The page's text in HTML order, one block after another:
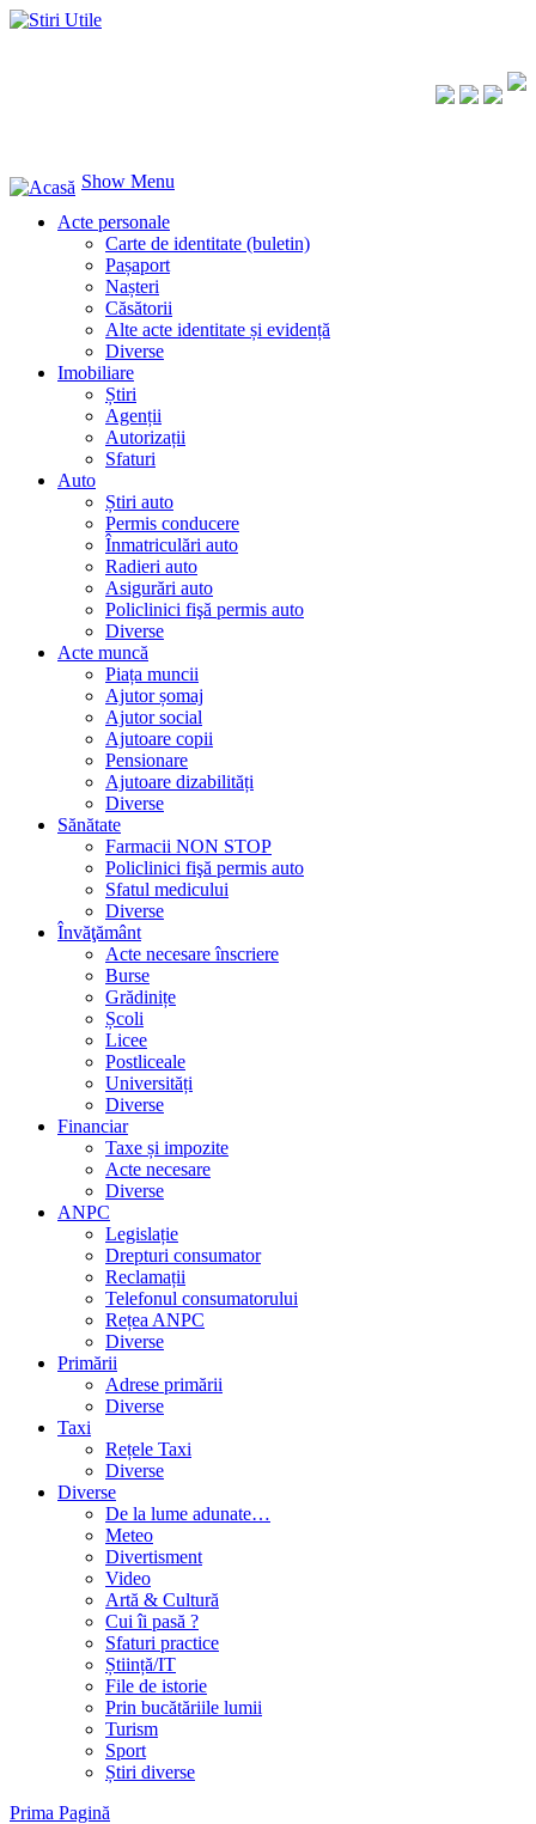
Show Menu
Acte personale
Carte de identitate (buletin)
Pașaport
Nașteri
Căsătorii
Alte acte identitate și evidență
Diverse
Imobiliare
Știri
Agenții
Autorizații
Sfaturi
Auto
Știri auto
Permis conducere
Înmatriculări auto
Radieri auto
Asigurări auto
Policlinici fişă permis auto
Diverse
Acte muncă
Piața muncii
Ajutor șomaj
Ajutor social
Ajutoare copii
Pensionare
Ajutoare dizabilități
Diverse
Sănătate
Farmacii NON STOP
Policlinici fişă permis auto
Sfatul medicului
Diverse
Învăţământ
Acte necesare înscriere
Burse
Grădinițe
Școli
Licee
Postliceale
Universități
Diverse
Financiar
Taxe și impozite
Acte necesare
Diverse
ANPC
Legislație
Drepturi consumator
Reclamații
Telefonul consumatorului
Rețea ANPC
Diverse
Primării
Adrese primării
Diverse
Taxi
Rețele Taxi
Diverse
Diverse
De la lume adunate…
Meteo
Divertisment
Video
Artă & Cultură
Cui îi pasă ?
Sfaturi practice
Știință/IT
File de istorie
Prin bucătăriile lumii
Turism
Sport
Știri diverse
Prima Pagină